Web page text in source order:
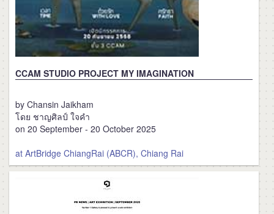
CCAM STUDIO PROJECT MY IMAGINATION
by Chansin Jaikham
โดย ชาญศิลป์ ใจคำ
on 20 September - 20 October 2025
at ArtBridge ChiangRai (ABCR), Chiang Rai